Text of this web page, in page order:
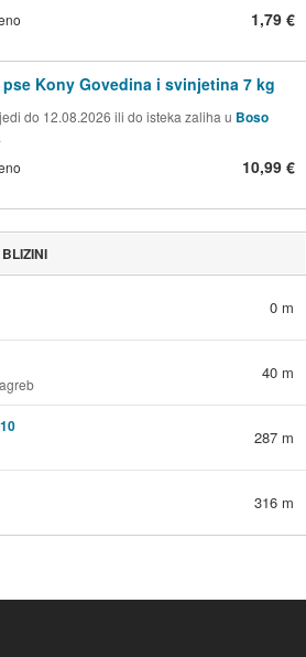
1,79 €
pse Kony Govedina i svinjetina 7 kg
do 12.08.2026 ili do isteka zaliha u Boso
10,99 €
0 m
40 m
287 m
316 m